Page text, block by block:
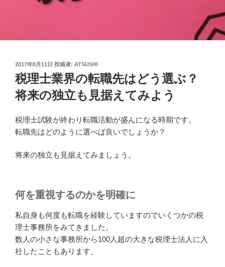
投
稿
日:
2017年8月11日 投稿者: ATSUSHI
税理士業界の転職先はどう選ぶ？
将来の独立も見据えてみよう
税理士試験が終わり転職活動が盛んになる時期です。
転職先はどのように選べば良いでしょうか？
将来の独立も見据えてみましょう。
何を重視するのかを明確に
私自身も何度も転職を経験していますのでいくつかの税
理士事務所をみてきました。
数人の小さな事務所から100人超の大きな税理士法人に入
社したこともあります。